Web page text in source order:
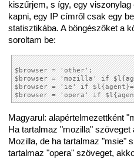
kiszűrjem, s így, egy
kapni, egy IP címről csak egy
statisztikába. A böngészőket a
soroltam be:
$browser = 'other';
$browser = 'mozilla' if
$browser = 'ie' if
Magyarul: alapértelmezettként
Ha tartalmaz "mozilla"
Mozilla, de ha tartalmaz "msie"
tartalmaz "opera" szöveget,